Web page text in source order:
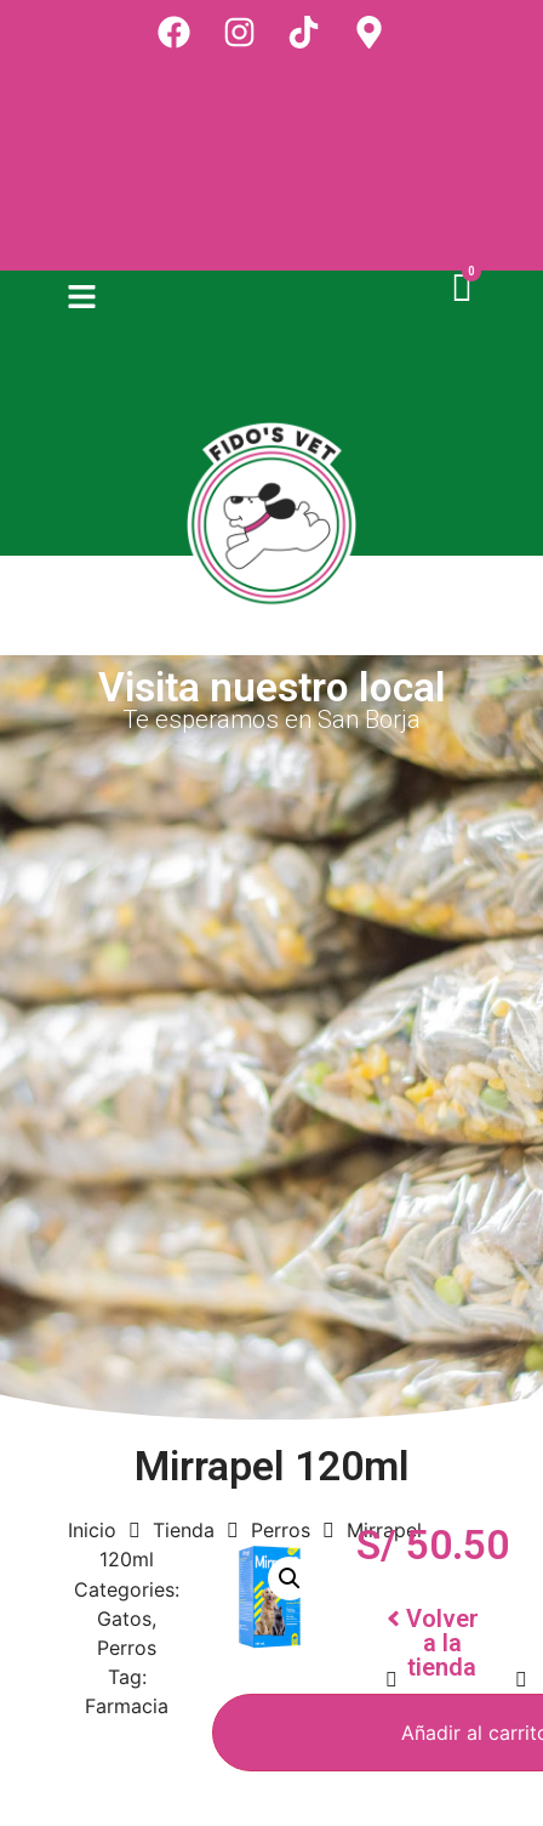
Visita nuestro local
Te esperamos en San Borja
Mirrapel 120ml
Inicio Tienda Perros
Mirrapel
120ml
Categories:
Gatos,
Perros
Tag:
Farmacia
Añadir al
S/50.50
Volver
a la
tienda